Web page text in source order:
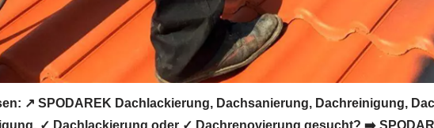
↗️ SPODAREK Dachlackierung, Dachsanierung, Dachreinigung,
✓ Dachlackierung oder ✓ Dachrenovierung gesucht? ➡️